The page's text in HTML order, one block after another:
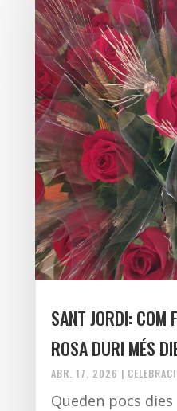
SANT JORDI: COM
ROSA DURI MÉS
ABR. 17, 2026 |
Queden pocs